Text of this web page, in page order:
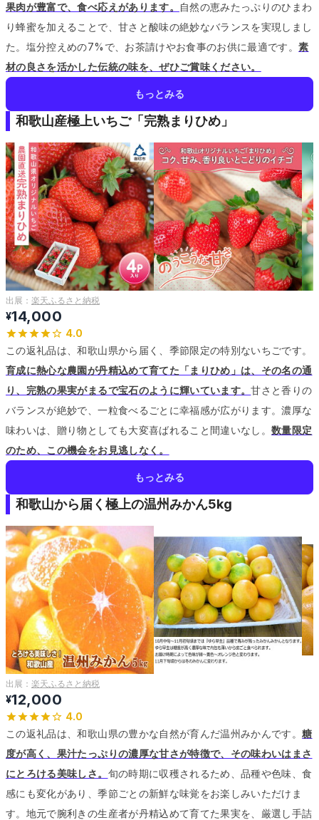
果肉が豊富で、食べ応えがあります。
自然の恵みたっぷりのひまわ
り蜂蜜を加えることで、甘さと酸味の絶妙なバランスを実現しまし
た。 塩分控えめの7%で、お茶請けやお食事のお供に最適です。素
材の良さを活かした伝統の味を、ぜひご賞味ください。
もっとみる
和歌山産極上いちご「完熟まりひめ」
出展： 楽天ふるさと納税
¥14,000
4.0
この返礼品は、和歌山県から届く、季節限定の特別ないちごです。
育成に熱心な農園が丹精込めて育てた「まりひめ」は、その名の通
り、完熟の果実がまるで宝石のように輝いています。甘さと香りの
バランスが絶妙で、一粒食べるごとに幸福感が広がります。濃厚な
味わいは、贈り物としても大変喜ばれること間違いなし。数量限定
のため、この機会をお見逃しなく。
もっとみる
和歌山から届く極上の温州みかん5kg
出展： 楽天ふるさと納税
¥12,000
4.0
この返礼品は、和歌山県の豊かな自然が育んだ温州みかんです。糖
度が高く、果汁たっぷりの濃厚な甘さが特徴で、その味わいはまさ
にとろける美味しさ。 旬の時期に収穫されるため、品種や色味、食
感にも変化があり、季節ごとの新鮮な味覚をお楽しみいただけま
す。 地元で腕利きの生産者が丹精込めて育てた果実を、厳選し手詰